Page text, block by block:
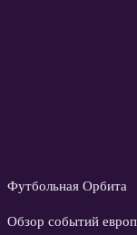
Футбольная Орбита
Обзор событий